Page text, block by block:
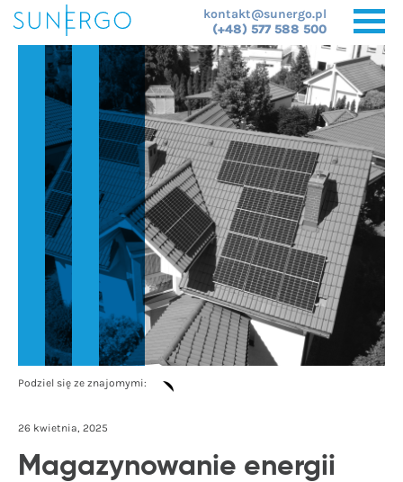
kontakt@sunergo.pl
(+48) 577 588 500
Podziel się ze znajomymi:
26 kwietnia, 2025
Magazynowanie energii